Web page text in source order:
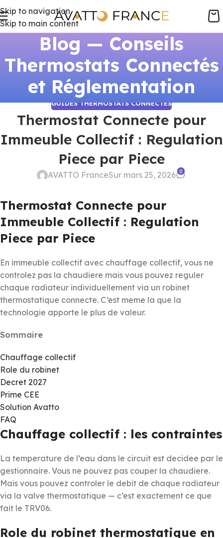
Skip to navigation
Skip to main content
Blog — Conseils
Thermostats Connectés
et Réglementation
GUIDES THERMOSTATS CONNECTÉS
Thermostat Connecte pour
Immeuble Collectif : Regulation
Piece par Piece
AVATTO FranceSur mars 25, 2026 0
Thermostat Connecte pour
Immeuble Collectif : Regulation
Piece par Piece
En immeuble collectif avec chauffage collectif, vous ne
controlez pas la chaudiere mais vous pouvez reguler
chaque radiateur individuellement via un robinet
thermostatique connecte. C’est meme la que la
technologie apporte le plus de valeur.
Sommaire
Chauffage collectif
Role du robinet
Decret 2027
Prime CEE
Solution Avatto
FAQ
Chauffage collectif : les contraintes
La temperature de l’eau dans le circuit est decidee par le
gestionnaire. Vous ne pouvez pas couper la chaudiere.
Mais vous pouvez controler le debit de chaque radiateur
via la valve thermostatique — c’est exactement ce que
fait le TRV06.
Role du robinet thermostatique en